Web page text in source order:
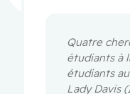
Quatre
étudiants à
étudiants
Lady Davis